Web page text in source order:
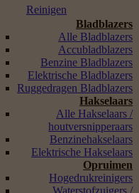
Reinigen
Bladblazers
Alle Bladblazers
Accubladblazers
Benzine Bladblazers
Elektrische Bladblazers
Ruggedragen Bladblazers
Hakselaars
Alle Hakselaars /
houtversnipperaars
Benzinehakselaars
Elektrische Hakselaars
Opruimen
Hogedrukreinigers
Waterstofzuigers /